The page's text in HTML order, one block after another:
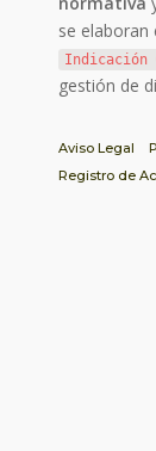
se elaboran
Indicación
gestión de
Aviso Legal
Registro de